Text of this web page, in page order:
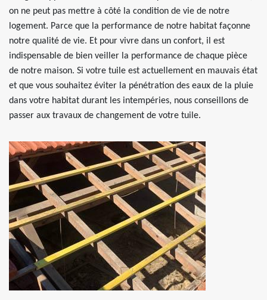
on ne peut pas mettre à côté la condition de vie de notre
logement. Parce que la performance de notre habitat façonne
notre qualité de vie. Et pour vivre dans un confort, il est
indispensable de bien veiller la performance de chaque pièce
de notre maison. Si votre tuile est actuellement en mauvais état
et que vous souhaitez éviter la pénétration des eaux de la pluie
dans votre habitat durant les intempéries, nous conseillons de
passer aux travaux de changement de votre tuile.